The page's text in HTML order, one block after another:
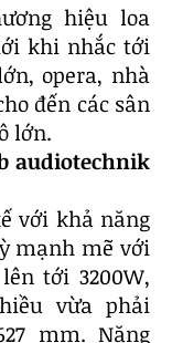
hiệu loa
khi nhắc tới
opera, nhà
đến các sân
lớn.
audiotechnik
với khả năng
mạnh mẽ với
tới 3200W,
vừa phải
mm. Nặng